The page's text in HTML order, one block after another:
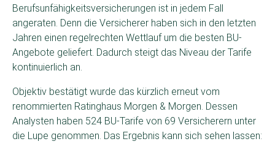
Berufsunfähigkeitsversicherungen ist in jedem Fall
angeraten. Denn die Versicherer haben sich in den letzten
Jahren einen regelrechten Wettlauf um die besten BU-
Angebote geliefert. Dadurch steigt das Niveau der Tarife
kontinuierlich an.
Objektiv bestätigt wurde das kürzlich erneut vom
renommierten Ratinghaus Morgen & Morgen. Dessen
Analysten haben 524 BU-Tarife von 69 Versicherern unter
die Lupe genommen. Das Ergebnis kann sich sehen lassen: